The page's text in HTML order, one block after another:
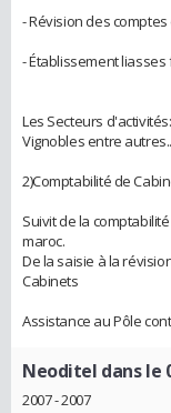
- Révision des comptes
- Établissement liasses
Les Secteurs
Vignobles entre
2)Comptabilité de
Suivit de la
maroc.
De la saisie à la
Cabinets
Assistance au Pôle
Neoditel dans le
2007 - 2007